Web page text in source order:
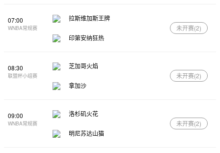
07:00
WNBA常规赛
拉斯维加斯王牌
印第安纳狂热
未开赛(2)
08:30
联盟杯小组赛
芝加哥火焰
拿加沙
未开赛(2)
09:00
WNBA常规赛
洛杉矶火花
明尼苏达山猫
未开赛(2)